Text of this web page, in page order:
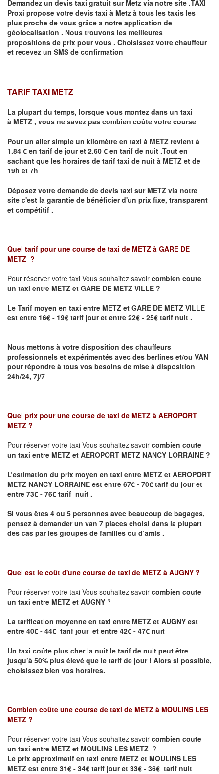
Demandez un devis taxi gratuit sur Metz via notre site .TAXI
Proxi propose votre devis taxi à Metz à tous les taxis les
plus proche de vous grâce a notre application de
géolocalisation . Nous trouvons les meilleures
propositions de prix pour vous . Choisissez votre chauffeur
et recevez un SMS de confirmation
TARIF TAXI METZ
La plupart du temps, lorsque vous montez dans un taxi
à METZ , vous ne savez pas combien coûte votre course
Pour un aller simple un kilomètre en taxi à METZ revient à
1.84 € en tarif de jour et 2.60 € en tarif de nuit .Tout en
sachant que les horaires de tarif taxi de nuit à METZ et de
19h et 7h
Déposez votre demande de devis taxi sur METZ via notre
site c'est la garantie de bénéficier d'un prix fixe, transparent
et compétitif .
Quel tarif pour une course de taxi de METZ à GARE DE
METZ ?
Pour réserver votre taxi Vous souhaitez savoir combien coute
un taxi entre METZ et GARE DE METZ VILLE ?
Le Tarif moyen en taxi entre METZ et GARE DE METZ VILLE
est entre 16€ - 19€ tarif jour et entre 22€ - 25€ tarif nuit .
Nous mettons à votre disposition des chauffeurs
professionnels et expérimentés avec des berlines et/ou VAN
pour répondre à tous vos besoins de mise à disposition
24h/24, 7j/7
Quel prix pour une course de taxi de METZ à AEROPORT
METZ ?
Pour réserver votre taxi Vous souhaitez savoir combien coute
un taxi entre METZ et AEROPORT METZ NANCY LORRAINE ?
L’estimation du prix moyen en taxi entre METZ et AEROPORT
METZ NANCY LORRAINE est entre 67€ - 70€ tarif du jour et
entre 73€ - 76€ tarif nuit .
Si vous êtes 4 ou 5 personnes avec beaucoup de bagages,
pensez à demander un van 7 places choisi dans la plupart
des cas par les groupes de familles ou d’amis .
Quel est le coût d'une course de taxi de METZ à AUGNY ?
Pour réserver votre taxi Vous souhaitez savoir combien coute
un taxi entre METZ et AUGNY ?
La tarification moyenne en taxi entre METZ et AUGNY est
entre 40€ - 44€ tarif jour et entre 42€ - 47€ nuit
Un taxi coûte plus cher la nuit le tarif de nuit peut être
jusqu’à 50% plus élevé que le tarif de jour ! Alors si possible,
choisissez bien vos horaires.
Combien coûte une course de taxi de METZ à MOULINS LES
METZ ?
Pour réserver votre taxi Vous souhaitez savoir combien coute
un taxi entre METZ et MOULINS LES METZ ?
Le prix approximatif en taxi entre METZ et MOULINS LES
METZ est entre 31€ - 34€ tarif jour et 33€ - 36€ tarif nuit